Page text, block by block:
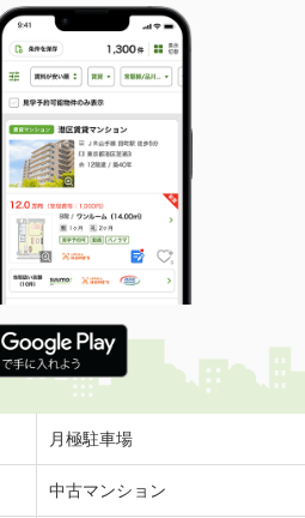
月極駐車場
中古マンション